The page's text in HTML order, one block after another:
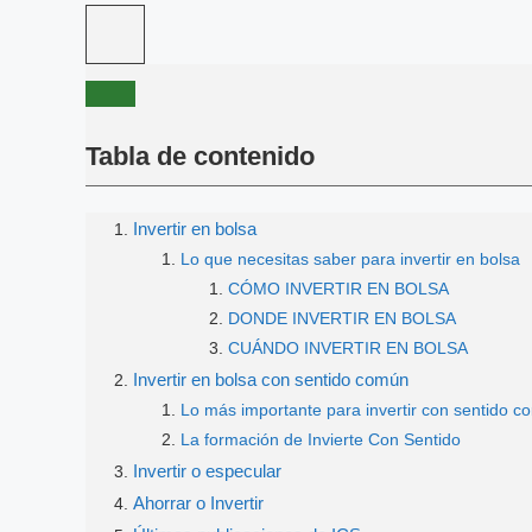
Tabla de contenido
Invertir en bolsa
Lo que necesitas saber para invertir en bolsa
CÓMO INVERTIR EN BOLSA
DONDE INVERTIR EN BOLSA
CUÁNDO INVERTIR EN BOLSA
Invertir en bolsa con sentido común
Lo más importante para invertir con sentido
La formación de Invierte Con Sentido
Invertir o especular
Ahorrar o Invertir